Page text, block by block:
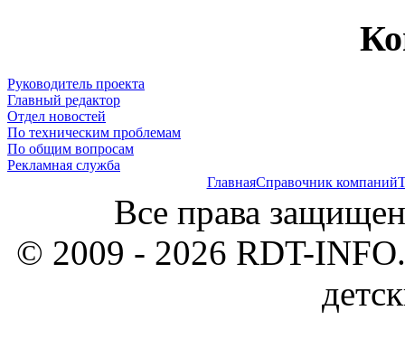
Руководитель проекта
Главный редактор
Отдел новостей
По техническим проблемам
По общим вопросам
Рекламная служба
ГлавнаяСправочник компаний
Все права
© 2009 - 2026 RDT-